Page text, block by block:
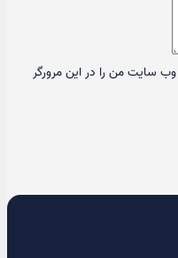
وب سایت من را در این مرورگر